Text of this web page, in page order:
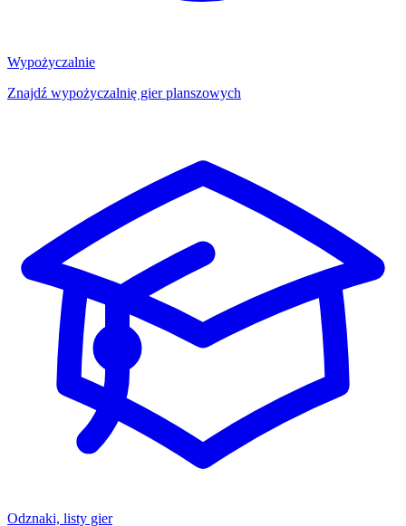
Wypożyczalnie
Znajdź wypożyczalnię gier planszowych
Odznaki, listy gier